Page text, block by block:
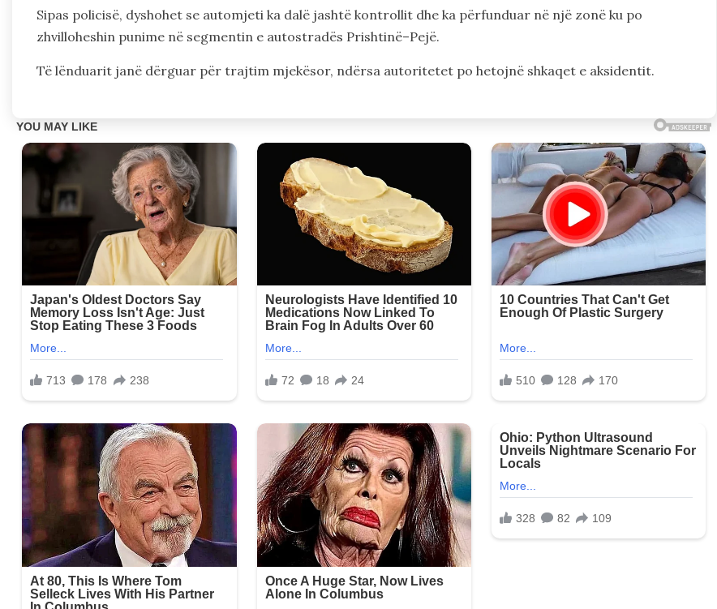
Sipas policisë, dyshohet se automjeti ka dalë jashtë kontrollit dhe ka përfunduar në një zonë ku po
zhvilloheshin punime në segmentin e autostradës Prishtinë–Pejë.
Të lënduarit janë dërguar për trajtim mjekësor, ndërsa autoritetet po hetojnë shkaqet e aksidentit.